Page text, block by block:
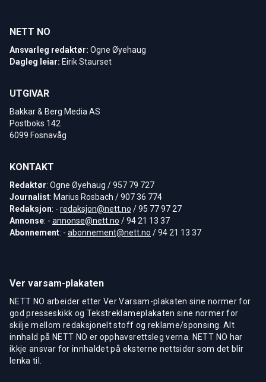
NETT NO
Ansvarleg redaktør: Ogne Øyehaug
Dagleg leiar: Eirik Staurset
UTGIVAR
Bakkar & Berg Media AS
Postboks 142
6099 Fosnavåg
KONTAKT
Redaktør: Ogne Øyehaug / 957 79 727
Journalist: Marius Rosbach / 907 36 774
Redaksjon: - redaksjon@nett.no / 95 77 97 27
Annonse: - annonse@nett.no / 94 21 13 37
Abonnement: - abonnement@nett.no / 94 21 13 37
Ver varsam-plakaten
NETT NO arbeider etter Ver Varsam-plakaten sine normer for
god presseskikk og Tekstreklameplakaten sine normer for
skilje mellom redaksjonelt stoff og reklame/sponsing. Alt
innhald på NETT NO er opphavsrettsleg verna. NETT NO har
ikkje ansvar for innhaldet på eksterne nettsider som det blir
lenka til.